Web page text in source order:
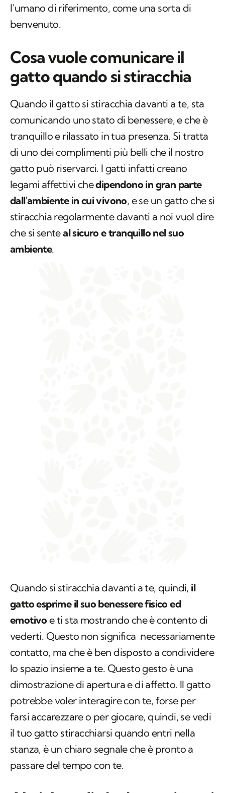
l’umano di riferimento, come una sorta di
benvenuto.
Cosa vuole comunicare il
gatto quando si stiracchia
Quando il gatto si stiracchia davanti a te, sta
comunicando uno stato di benessere, e che è
tranquillo e rilassato in tua presenza. Si tratta
di uno dei complimenti più belli che il nostro
gatto può riservarci. I gatti infatti creano
legami affettivi chedipendono in gran parte
dall'ambiente in cui vivono, e se un gatto che si
stiracchia regolarmente davanti a noi vuol dire
che si senteal sicuro e tranquillo nel suo
ambiente.
Quando si stiracchia davanti a te, quindi, il
gatto esprime il suo benessere fisico ed
emotivo e ti sta mostrando che è contento di
vederti. Questo non significa necessariamente
contatto, ma che è ben disposto a condividere
lo spazio insieme a te. Questo gesto è una
dimostrazione di apertura e di affetto. Il gatto
potrebbe voler interagire con te, forse per
farsi accarezzare o per giocare, quindi, se vedi
il tuo gatto stiracchiarsi quando entri nella
stanza, è un chiaro segnale che è pronto a
passare del tempo con te.